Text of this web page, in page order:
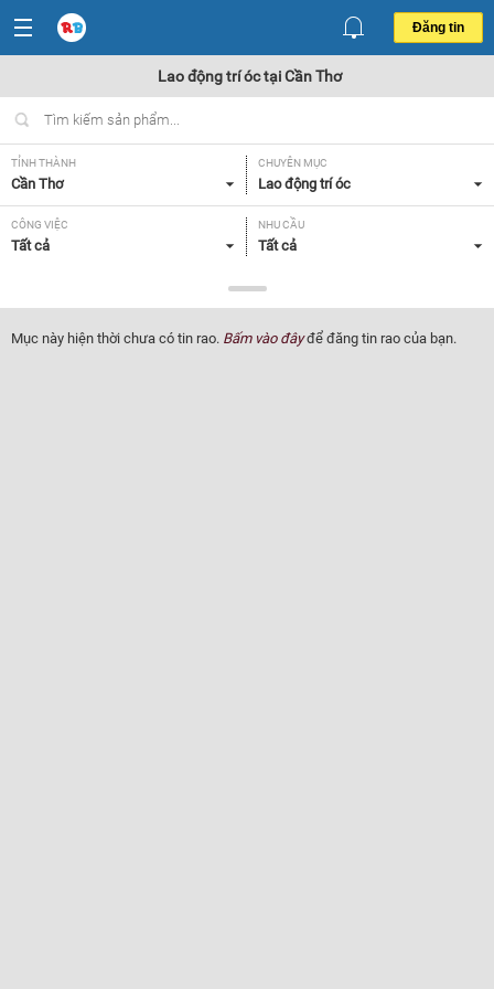
Đăng tin
Lao động trí óc tại Cần Thơ
TỈNH THÀNH
Cần Thơ
CHUYÊN MỤC
Lao động trí óc
CÔNG VIỆC
Tất cả
NHU CẦU
Tất cả
Tất cả
Mục này hiện thời chưa có tin rao. Bấm vào đâyđể đăng tin rao của bạn.